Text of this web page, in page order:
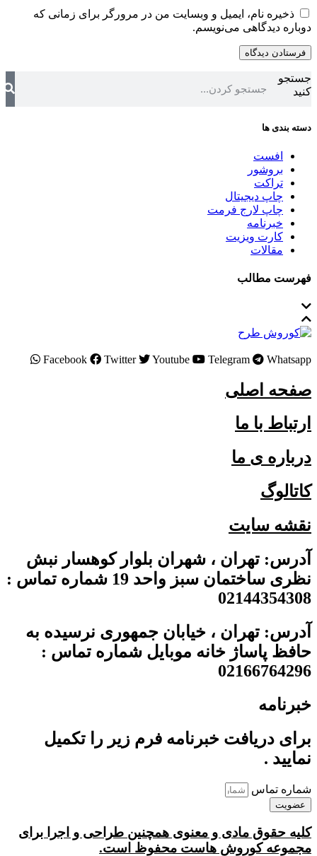
ذخیره نام، ایمیل و وبسایت من در مرورگر برای زمانی که
دوباره دیدگاهی می‌نویسم.
جستجو
کنید
دسته بندی ها
افست
بروشور
تراکت
چاپ دیجیتال
چاپ لارج فرمت
خبرنامه
کارت ویزیت
مقالات
فهرست مطالب
Facebook Twitter Youtube Telegram Whatsapp
صفحه اصلی
ارتباط با ما
درباره ی ما
کاتالوگ
نقشه سایت
آدرس: تهران ، شهران بلوار کوهسار نبش
نظری ساختمان سبز واحد 19 شماره تماس :
02144354308
آدرس: تهران ، خیابان جمهوری نرسیده به
حافظ پاساژ خانه موبایل شماره تماس :
02166764296
خبرنامه
برای دریافت خبرنامه فرم زیر را تکمیل
نمایید .
شماره تماس
عضویت
کلیه حقوق مادی و معنوی همچنین طراحی و اجرا برای
مجموعه کوروش هاست محفوظ است.